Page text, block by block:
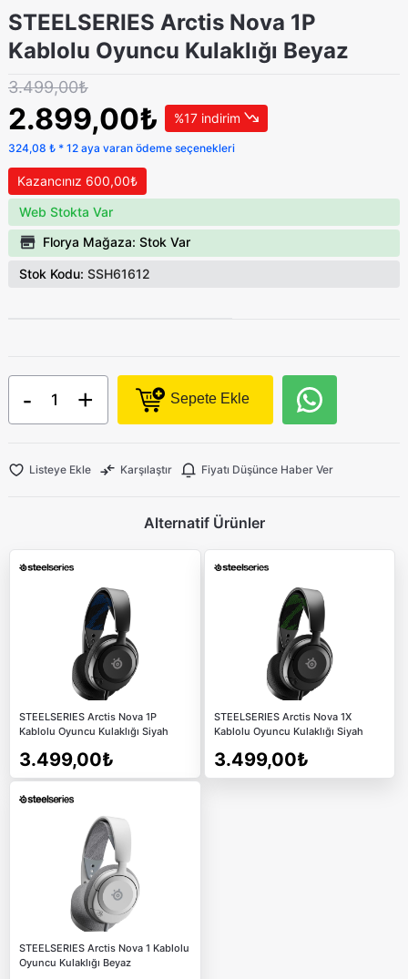
STEELSERIES Arctis Nova 1P
Kablolu Oyuncu Kulaklığı Beyaz
3.499,00₺
2.899,00₺ %17 indirim
324,08 ₺ * 12 aya varan ödeme seçenekleri
Kazancınız 600,00₺
Web Stokta Var
Florya Mağaza: Stok Var
Stok Kodu: SSH61612
- + Sepete Ekle
Listeye Ekle Karşılaştır Fiyatı Düşünce Haber Ver
Alternatif Ürünler
STEELSERIES Arctis Nova 1P
Kablolu Oyuncu Kulaklığı Siyah
3.499,00₺
STEELSERIES Arctis Nova 1X
Kablolu Oyuncu Kulaklığı Siyah
3.499,00₺
STEELSERIES Arctis Nova 1 Kablolu
Oyuncu Kulaklığı Beyaz